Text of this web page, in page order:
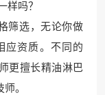
吗？
筛选，无论你做
应资质。不同的
更擅长精油淋巴
。